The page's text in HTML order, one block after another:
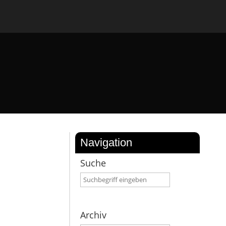
Navigation
Suche
Archiv